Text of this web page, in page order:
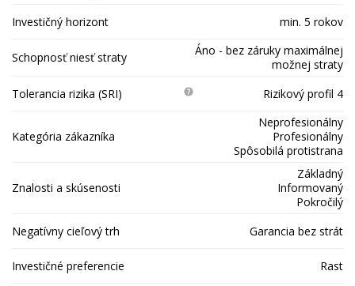
Investičný horizont min. 5 rokov
Schopnosť niesť straty
Áno - bez záruky maximálnej
možnej straty
Tolerancia rizika (SRI)
Rizikový profil 4
Kategória zákazníka
Neprofesionálny
Profesionálny
Spôsobilá protistrana
Znalosti a skúsenosti
Základný
Informovaný
Pokročilý
Negatívny cieľový trh
Garancia bez strát
Investičné preferencie
Rast